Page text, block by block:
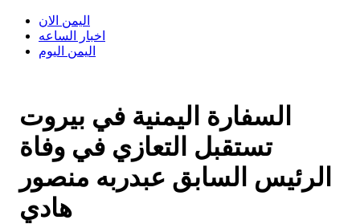
اليمن الان
اخبار الساعه
اليمن اليوم
السفارة اليمنية في بيروت
تستقبل التعازي في وفاة
الرئيس السابق عبدربه منصور
هادي